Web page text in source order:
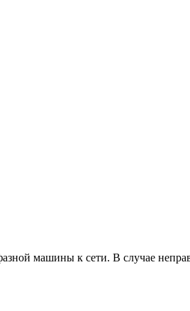
машины к сети. В случае